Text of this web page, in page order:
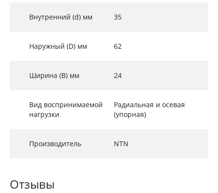
Внутренний (d) мм 35
Наружный (D) мм 62
Ширина (B) мм 24
Вид воспринимаемой
нагрузки
Радиальная и осевая
(упорная)
Производитель NTN
Отзывы